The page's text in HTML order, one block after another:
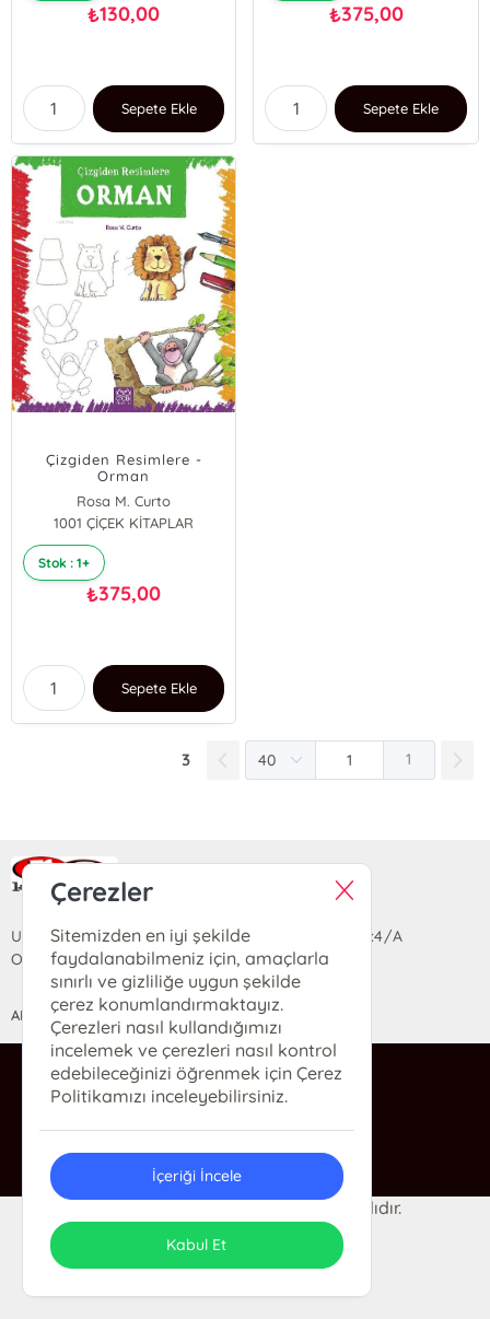
₺130,00
Sepete Ekle
₺375,00
Sepete Ekle
Çizgiden Resimlere -
Orman
Rosa M. Curto
1001 ÇİÇEK KİTAPLAR
Stok : 1+
₺375,00
Sepete Ekle
3 1
Ra Yayın Kitabevi
Uzun Sokak Saray Çarşısı Lara Sineması Girişi No:4/A
Ortahisar/TRABZON
ANASAYFA YARDIM İLETİŞİM
ra@rakitap.com
0(462) 326 49 71
© 2024 Ra Kitabevi. Her hakkı saklıdır.
Tasarım & Uygulama
Çerezler
Sitemizden en iyi şekilde
faydalanabilmeniz için, amaçlarla
sınırlı ve gizliliğe uygun şekilde
çerez konumlandırmaktayız.
Çerezleri nasıl kullandığımızı
incelemek ve çerezleri nasıl kontrol
edebileceğinizi öğrenmek için Çerez
Politikamızı inceleyebilirsiniz.
İçeriği İncele
Kabul Et